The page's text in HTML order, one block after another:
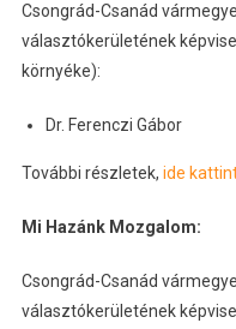
Csongrád-Csanád
választókerületének
környéke):
Dr. Ferenczi Gábor
További részletek, ide
Mi Hazánk Mozgalom:
Csongrád-Csanád
választókerületének